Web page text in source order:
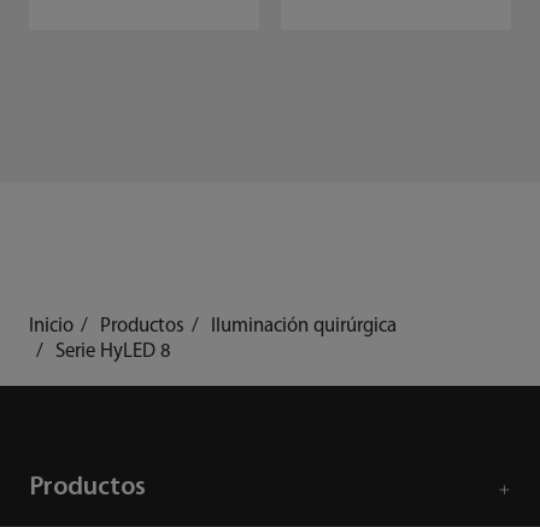
Inicio Productos
Iluminación quirúrgica
Serie HyLED 8
Productos